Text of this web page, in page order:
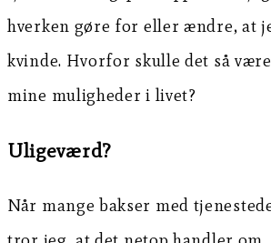
hverken gøre for eller ændre, at
kvinde. Hvorfor skulle det så
mine muligheder i livet?
Uligeværd?
Når mange bakser med